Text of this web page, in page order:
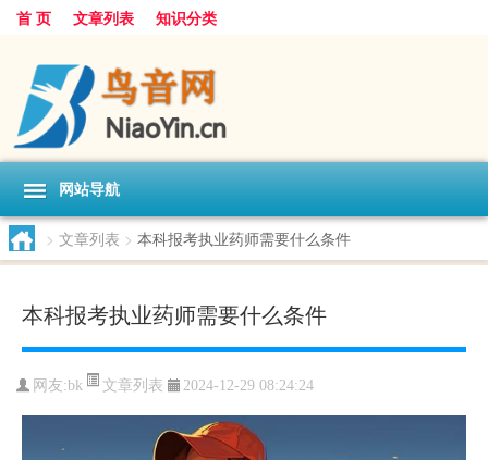
首 页 文章列表 知识分类
网站导航
> 文章列表 > 本科报考执业药师需要什么条件
本科报考执业药师需要什么条件
网友:bk 文章列表 2024-12-29 08:24:24